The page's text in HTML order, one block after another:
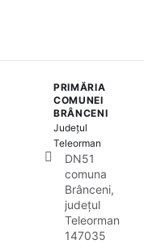
PRIMĂRIA
COMUNEI
BRÂNCENI
Județul
Teleorman
DN51
comuna
Brânceni,
județul
Teleorman
147035